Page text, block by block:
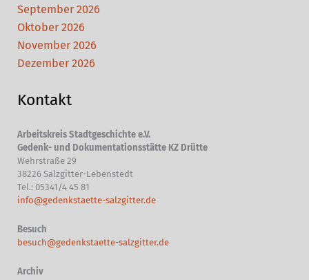
September 2026
Oktober 2026
November 2026
Dezember 2026
Kontakt
Arbeitskreis Stadtgeschichte e.V.
Gedenk- und Dokumentationsstätte KZ Drütte
Wehrstraße 29
38226 Salzgitter-Lebenstedt
Tel.: 05341/4 45 81
info@gedenkstaette-salzgitter.de
Besuch
besuch@gedenkstaette-salzgitter.de
Archiv